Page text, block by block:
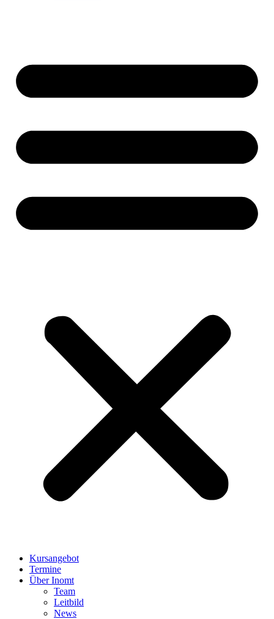
Kursangebot
Termine
Über Inomt
Team
Leitbild
News